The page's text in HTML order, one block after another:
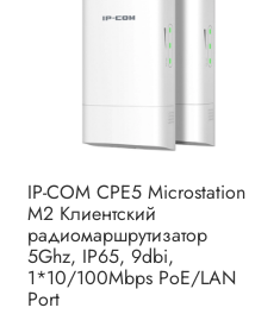
IP-COM CPE5 Microstation
M2 Клиентский
радиомаршрутизатор
5Ghz, IP65, 9dbi,
1*10/100Mbps PoE/LAN
Port